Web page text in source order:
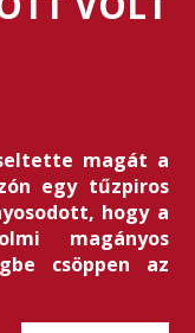
magát a
egy tűzpiros
hogy a
magányos
csöppen az